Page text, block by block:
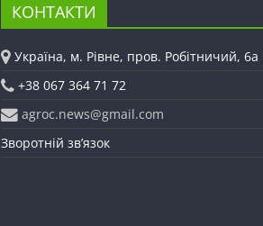
КОНТАКТИ
Україна, м. Рівне, пров. Робітничий, 6а
+38 067 364 71 72
agroc.news@gmail.com
Зворотній зв’язок